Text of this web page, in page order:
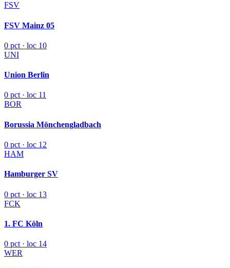
FSV
FSV Mainz 05
0 pct · loc 10
UNI
Union Berlin
0 pct · loc 11
BOR
Borussia Mönchengladbach
0 pct · loc 12
HAM
Hamburger SV
0 pct · loc 13
FCK
1. FC Köln
0 pct · loc 14
WER